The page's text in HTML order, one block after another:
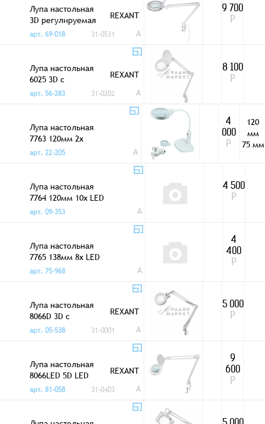
Лупа настольная
3D регулируемая
LED подсветка
REXANT
арт. 69-018
31-0531 A
9 700
Р
Лупа настольная
6025 3D с
подсветкой
REXANT
арт. 56-283
31-0202 A
8 100
Р
Лупа настольная
7763 120мм 2х
+75мм 5х LED
арт. 22-205 A
4
000
Р
120
мм
75 мм
Лупа настольная
7764 120мм 10x LED
подсветка
арт. 09-353 A
4 500
Р
Лупа настольная
7765 138мм 8x LED
подсветка
арт. 75-968 A
4
400
Р
Лупа настольная
8066D 3D с
подсветкой
REXANT
арт. 05-538
31-0001 A
5 000
Р
Лупа настольная
8066LED 5D LED
подсветка белая
REXANT
арт. 81-058
31-0403 A
9
600
Р